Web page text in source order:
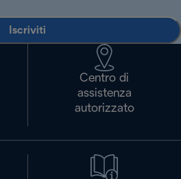
Iscriviti
Centro di
assistenza
autorizzato